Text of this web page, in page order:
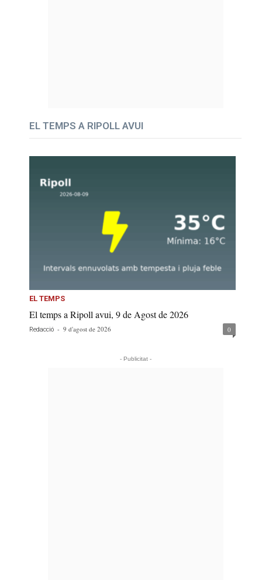
EL TEMPS A RIPOLL AVUI
EL TEMPS
El temps a Ripoll avui, 9 de Agost de 2026
Redacció - 9 d'agost de 2026 0
- Publicitat -